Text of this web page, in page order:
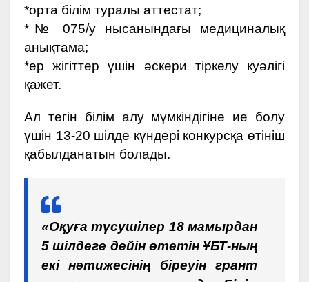
*орта білім туралы аттестат;
*№ 075/у нысанындағы медициналық
анықтама;
*ер жігіттер үшін әскери тіркелу куәлігі
қажет.
Ал тегін білім алу мүмкіндігіне ие болу
үшін 13-20 шілде күндері конкурсқа өтініш
қабылданатын болады.
«Оқуға түсушілер 18 мамырдан
5 шілдеге дейін өтетін ҰБТ-ның
екі нәтижесінің біреуін грант